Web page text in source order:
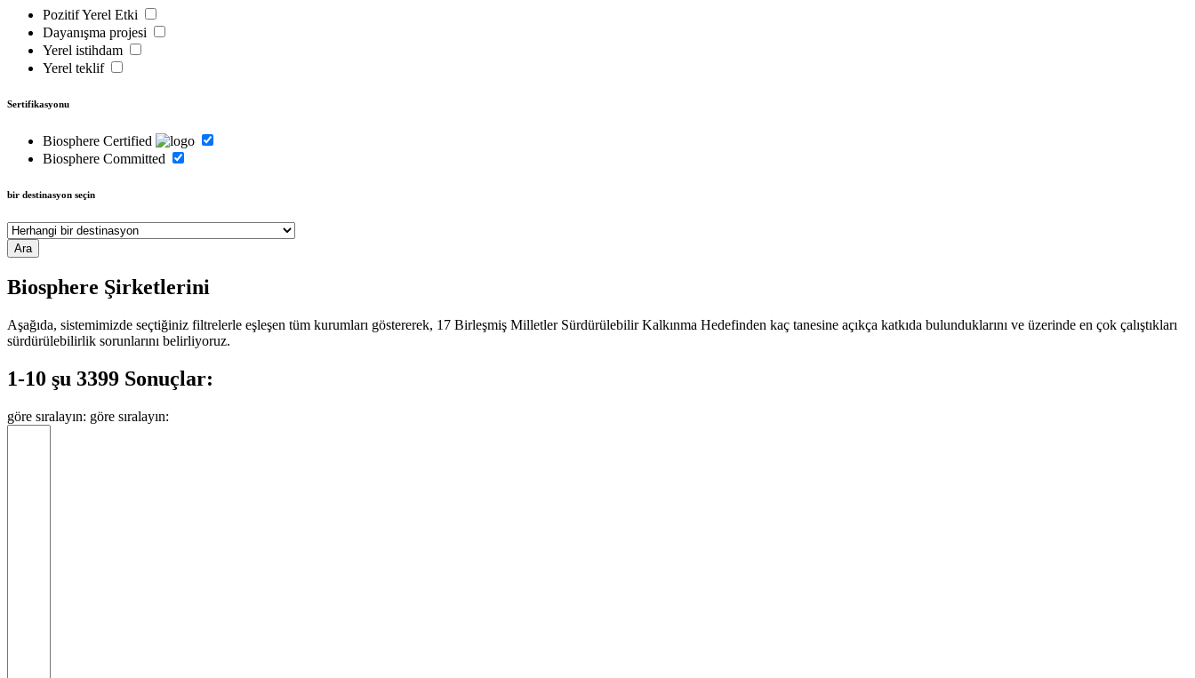
Pozitif Yerel Etki
Dayanışma projesi
Yerel istihdam
Yerel teklif
Sertifikasyonu
Biosphere Certified
Biosphere Committed
bir destinasyon seçin
Biosphere Şirketlerini
Aşağıda, sistemimizde seçtiğiniz filtrelerle eşleşen tüm kurumları göstererek, 17 Birleşmiş Milletler Sürdürülebilir Kalkınma Hedefinden kaç tanesine açıkça katkıda bulunduklarını ve üzerinde en çok çalıştıkları
sürdürülebilirlik sorunlarını belirliyoruz.
1-10 şu 3399 Sonuçlar:
göre sıralayın: göre sıralayın: